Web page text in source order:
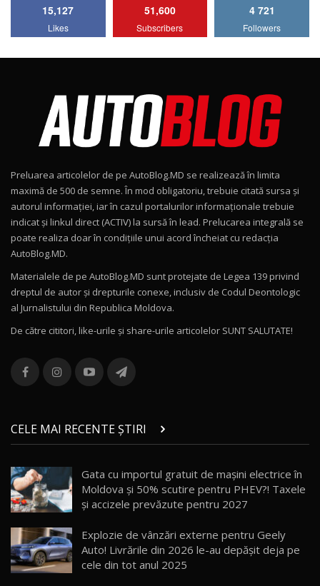
AutoBlog.MD
15:08
Noul Geely EX2 / Test Drive AutoBlog.MD
15:22
Mercedes-AMG E 53 HYBRID 4MATIC+ / Test
Drive AutoBlog.MD
16:27
11
Noul Volvo ES90 / Test Drive AutoBlog.MD
12
Noul MG HS / Test Drive AutoBlog.MD
16:48
13
combină aventura cu luxul / AutoBlog.MD
36:08
chinez care face lumea să se întoarcă după el
/ AutoBlog.MD
17:27
15 14:37
16
AutoBlogMD
13:10
15,127
Likes
51,600
Subscribers
4 721
Followers
Preluarea articolelor de pe AutoBlog.MD se realizează în limita
maximă de 500 de semne. În mod obligatoriu, trebuie citată sursa și
autorul informației, iar în cazul portalurilor informaționale trebuie
indicat și linkul direct (ACTIV) la sursă în lead. Prelucarea integrală se
poate realiza doar în condițiile unui acord încheiat cu redacţia
AutoBlog.MD.
Materialele de pe AutoBlog.MD sunt protejate de Legea 139 privind
dreptul de autor și drepturile conexe, inclusiv de Codul Deontologic
al Jurnalistului din Republica Moldova.
De către cititori, like-urile şi share-urile articolelor SUNT SALUTATE!
CELE MAI RECENTE ȘTIRI
Gata cu importul gratuit de mașini electrice în
Moldova și 50% scutire pentru PHEV?! Taxele
și accizele prevăzute pentru 2027
Explozie de vânzări externe pentru Geely
Auto! Livrările din 2026 le-au depășit deja pe
cele din tot anul 2025